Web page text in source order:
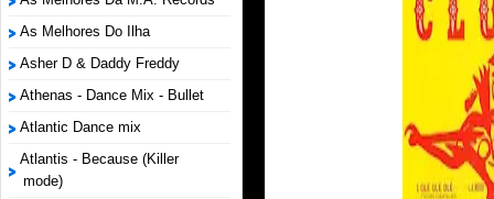
As Melhores Do Ilha
Asher D & Daddy Freddy
Athenas - Dance Mix - Bullet
Atlantic Dance mix
Atlantis - Because (Killer
mode)